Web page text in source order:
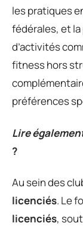
les pratiques
fédérales, et
d’activités
fitness hors
préférences
Lire
?
Au sein des
licenciés. Le
licenciés,